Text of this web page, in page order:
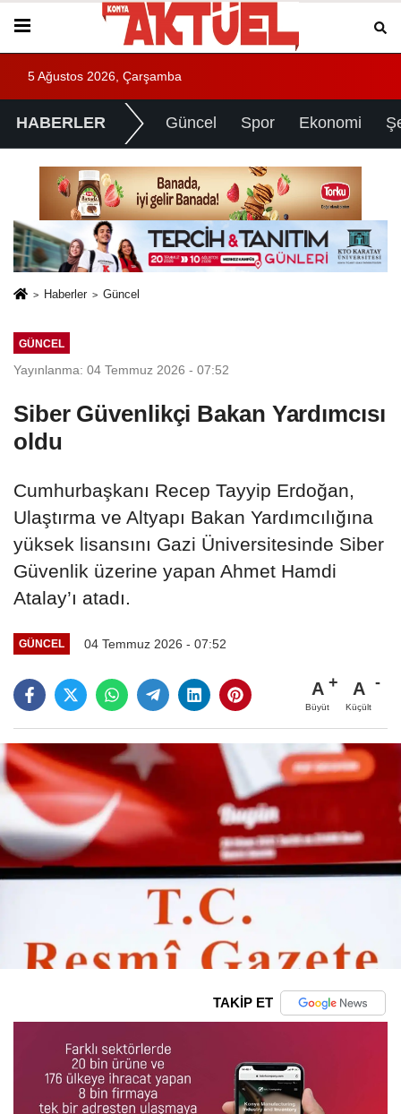
5 Ağustos 2026, Çarşamba
HABERLER Güncel Spor Ekonomi
Haberler Güncel
GÜNCEL
Yayınlanma: 04 Temmuz 2026 - 07:52
Siber Güvenlikçi Bakan Yardımcısı
oldu
Cumhurbaşkanı Recep Tayyip Erdoğan,
Ulaştırma ve Altyapı Bakan Yardımcılığına
yüksek lisansını Gazi Üniversitesinde Siber
Güvenlik üzerine yapan Ahmet Hamdi
Atalay’ı atadı.
GÜNCEL 04 Temmuz 2026 - 07:52
A
Büyüt
A
Küçült
TAKİP ET